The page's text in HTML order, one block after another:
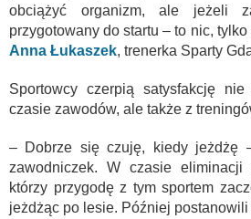
obciążyć organizm, ale jeżeli
przygotowany do startu – to nic,
Anna Łukaszek, trenerka Sparty
Sportowcy czerpią satysfakcję
czasie zawodów, ale także z
– Dobrze się czuję, kiedy jeżdżę
zawodniczek. W czasie eliminacji
którzy przygodę z tym sportem
jeżdżąc po lesie. Później